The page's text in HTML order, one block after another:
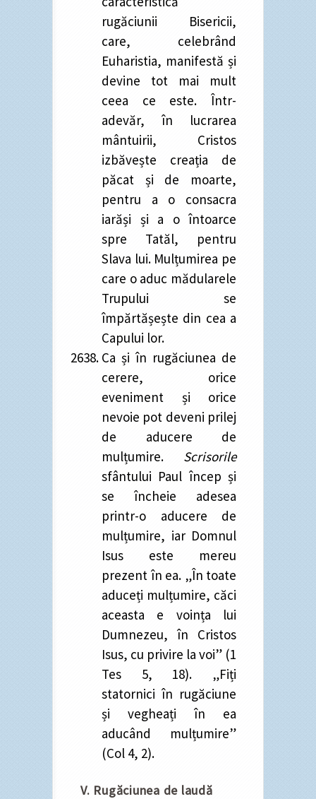
rugăciunii Bisericii,
care, celebrând
Euharistia, manifestă și
devine tot mai mult
ceea ce este. Într-
adevăr, în lucrarea
mântuirii, Cristos
izbăvește creația de
păcat și de moarte,
pentru a o consacra
iarăși și a o întoarce
spre Tatăl, pentru
Slava lui. Mulțumirea pe
care o aduc mădularele
Trupului se
împărtășește din cea a
Capului lor.
Ca și în rugăciunea de
cerere, orice
eveniment și orice
nevoie pot deveni prilej
de aducere de
mulțumire. Scrisorile
sfântului Paul încep și
se încheie adesea
printr-o aducere de
mulțumire, iar Domnul
Isus este mereu
prezent în ea. „În toate
aduceți mulțumire, căci
aceasta e voința lui
Dumnezeu, în Cristos
Isus, cu privire la voi” (1
Tes 5, 18). „Fiți
statornici în rugăciune
și vegheați în ea
aducând mulțumire”
(Col 4, 2).
V. Rugăciunea de laudă